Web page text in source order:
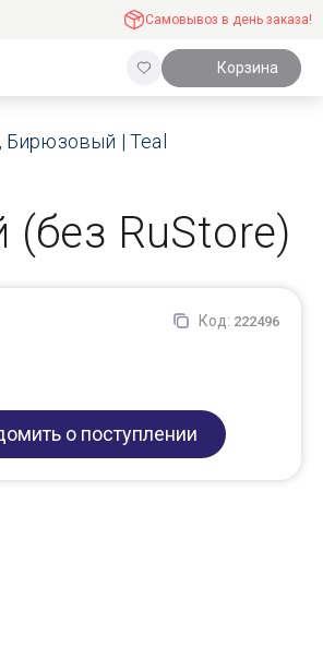
Самовывоз в день заказа!
Корзина
Бирюзовый | Teal
RuStore)
Код: 222496
о поступлении